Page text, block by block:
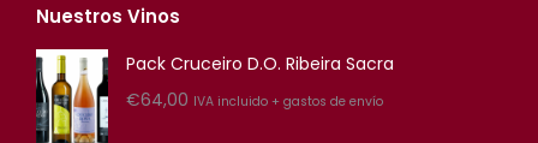
Nuestros Vinos
Pack Cruceiro D.O. Ribeira Sacra
€64,00 IVA incluido + gastos de envío